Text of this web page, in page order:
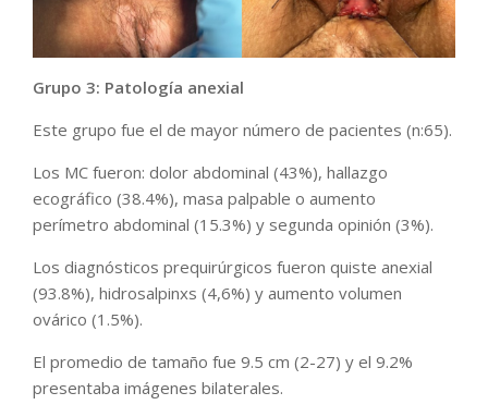
Grupo 3: Patología anexial
Este grupo fue el de mayor número de pacientes (n:65).
Los MC fueron: dolor abdominal (43%), hallazgo
ecográfico (38.4%), masa palpable o aumento
perímetro abdominal (15.3%) y segunda opinión (3%).
Los diagnósticos prequirúrgicos fueron quiste anexial
(93.8%), hidrosalpinxs (4,6%) y aumento volumen
ovárico (1.5%).
El promedio de tamaño fue 9.5 cm (2-27) y el 9.2%
presentaba imágenes bilaterales.